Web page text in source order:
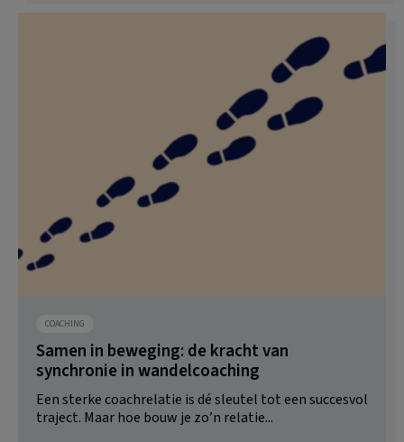
COACHING
Samen in beweging: de kracht van
synchronie in wandelcoaching
Een sterke coachrelatie is dé sleutel tot een succesvol
traject. Maar hoe bouw je zo’n relatie...